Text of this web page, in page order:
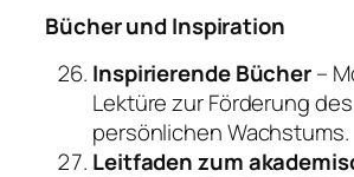
Bücher und Inspiration
Inspirierende Bücher–
Lektüre zur Förderung des
persönlichen Wachstums.
Leitfaden zum